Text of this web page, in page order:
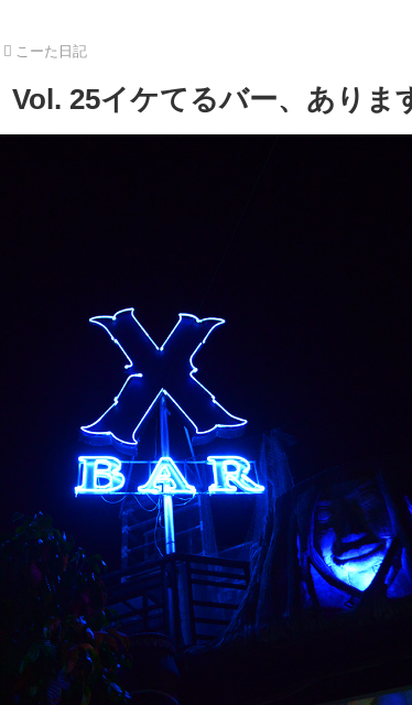
こーた日記
Vol. 25イケてるバー、ありま